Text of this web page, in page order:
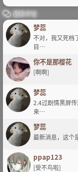
最新评论
梦蕊
不对，我又死档
目…
你不是那樱花
[啊啊]
梦蕊
2.4过剧情黑屏
来…
梦蕊
最新消息，这个
ppap123
[受不鸟啦]